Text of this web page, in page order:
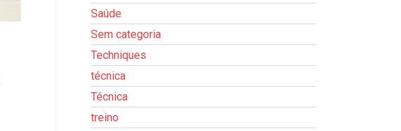
Saúde
Sem categoria
Techniques
técnica
Técnica
treino